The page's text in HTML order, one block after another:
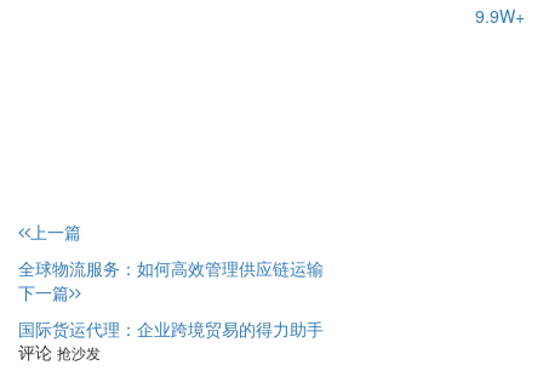
9.9W+
上一篇
全球物流服务：如何高效管理供应链运输
下一篇
国际货运代理：企业跨境贸易的得力助手
评论 抢沙发